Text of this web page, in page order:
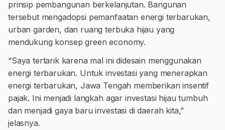
prinsip pembangunan berkelanjutan. Bangunan
tersebut mengadopsi pemanfaatan energi terbarukan,
urban garden, dan ruang terbuka hijau yang
mendukung konsep green economy.
“Saya tertarik karena mal ini didesain menggunakan
energi terbarukan. Untuk investasi yang menerapkan
energi terbarukan, Jawa Tengah memberikan insentif
pajak. Ini menjadi langkah agar investasi hijau tumbuh
dan menjadi gaya baru investasi di daerah kita,”
jelasnya.